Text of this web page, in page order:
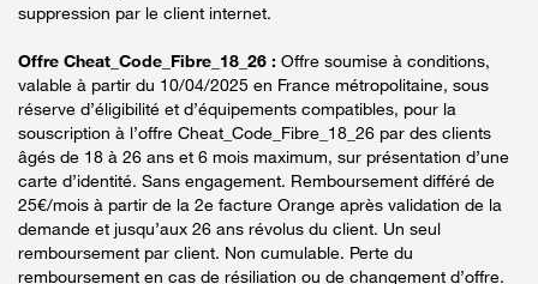
suppression par le client internet.
Offre Cheat_Code_Fibre_18_26 : Offre soumise à conditions,
valable à partir du 10/04/2025 en France métropolitaine, sous
réserve d’éligibilité et d’équipements compatibles, pour la
souscription à l’offre Cheat_Code_Fibre_18_26 par des clients
âgés de 18 à 26 ans et 6 mois maximum, sur présentation d’une
carte d’identité. Sans engagement. Remboursement différé de
25€/mois à partir de la 2e facture Orange après validation de la
demande et jusqu’aux 26 ans révolus du client. Un seul
remboursement par client. Non cumulable. Perte du
remboursement en cas de résiliation ou de changement d’offre.